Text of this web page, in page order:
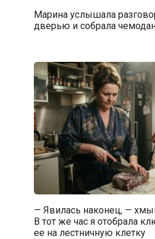
Марина услышала
дверью и собрала
— Явилась наконец, —
В тот же час я отобрала
ее на лестничную клетку